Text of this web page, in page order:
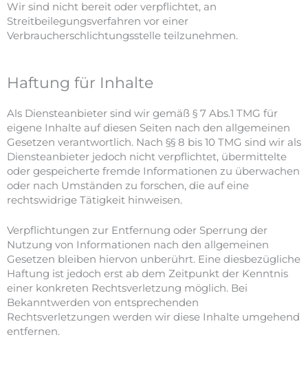
Wir sind nicht bereit oder verpflichtet, an
Streitbeilegungsverfahren vor einer
Verbraucherschlichtungsstelle teilzunehmen.
Haftung für Inhalte
Als Diensteanbieter sind wir gemäß § 7 Abs.1 TMG für
eigene Inhalte auf diesen Seiten nach den allgemeinen
Gesetzen verantwortlich. Nach §§ 8 bis 10 TMG sind wir als
Diensteanbieter jedoch nicht verpflichtet, übermittelte
oder gespeicherte fremde Informationen zu überwachen
oder nach Umständen zu forschen, die auf eine
rechtswidrige Tätigkeit hinweisen.
Verpflichtungen zur Entfernung oder Sperrung der
Nutzung von Informationen nach den allgemeinen
Gesetzen bleiben hiervon unberührt. Eine diesbezügliche
Haftung ist jedoch erst ab dem Zeitpunkt der Kenntnis
einer konkreten Rechtsverletzung möglich. Bei
Bekanntwerden von entsprechenden
Rechtsverletzungen werden wir diese Inhalte umgehend
entfernen.